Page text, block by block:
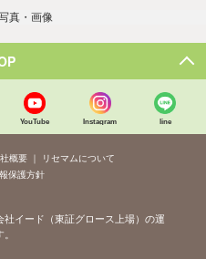
真・画像
YouTube Instagram line
概要
リセマムについて
保護方針
社イード（東証グロース上場）の運